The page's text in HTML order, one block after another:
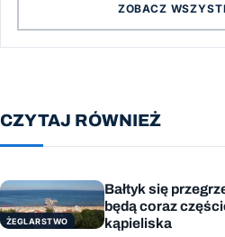
ZOBACZ
CZYTAJ RÓWNIEŻ
ŻEGLARSTWO
Bałtyk się
będą coraz
kąpieliska